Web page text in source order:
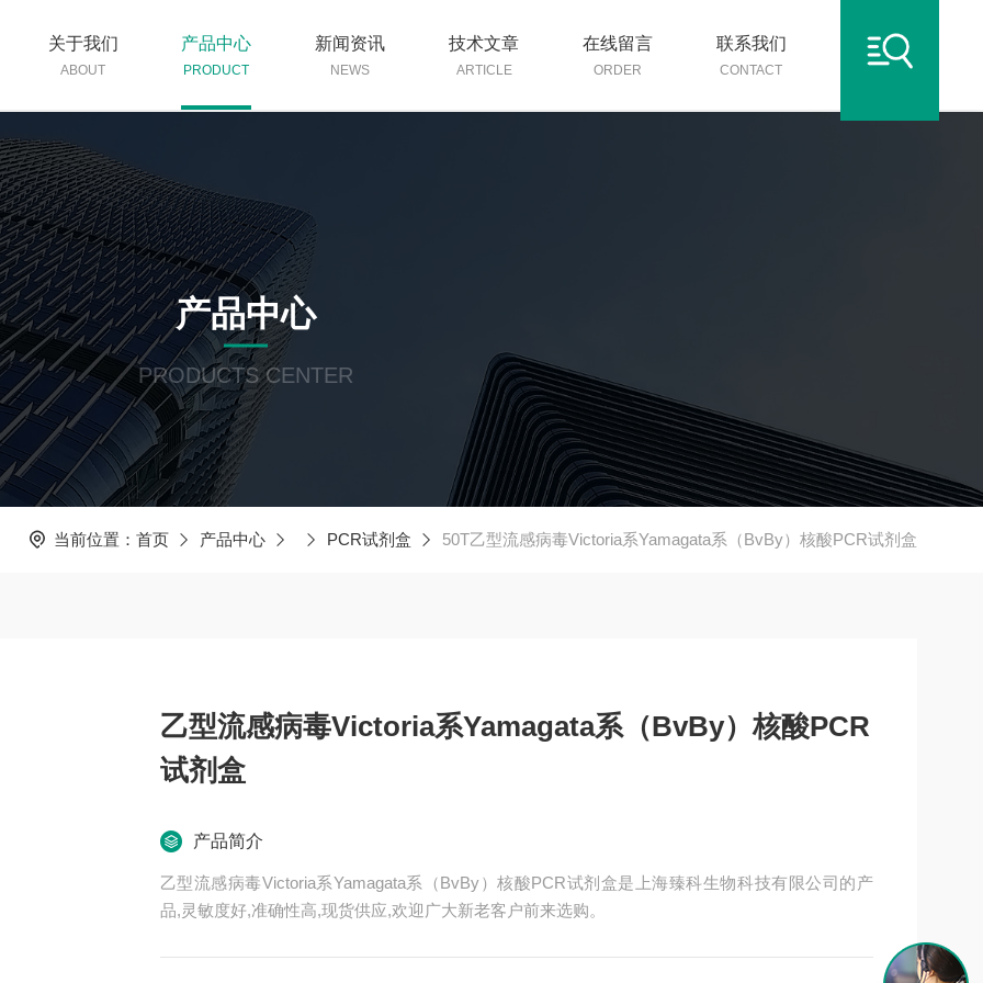
关于我们
ABOUT
产品中心
PRODUCT
新闻资讯
NEWS
技术文章
ARTICLE
在线留言
ORDER
联系我们
CONTACT
产品中心
PRODUCTS CENTER
当前位置： 首页 产品中心 PCR试剂盒 50T乙型流感病毒Victoria系Yamagata系（BvBy）核酸PCR试剂盒
乙型流感病毒Victoria系Yamagata系（BvBy）核酸PCR
试剂盒
产品简介
乙型流感病毒Victoria系Yamagata系（BvBy）核酸PCR试剂盒是上海臻科生物科技有限公司的产
品,灵敏度好,准确性高,现货供应,欢迎广大新老客户前来选购。